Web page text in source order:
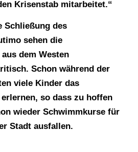
Krisenstab mitarbeitet.“
Schließung des
sehen die
dem Westen
Schon während der
viele Kinder das
so dass zu hoffen
wieder Schwimmkurse für
Stadt ausfallen.